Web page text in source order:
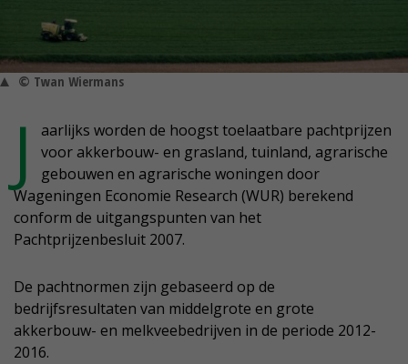
© Twan Wiermans
J
aarlijks worden de hoogst toelaatbare pachtprijzen
voor akkerbouw- en grasland, tuinland, agrarische
gebouwen en agrarische woningen door
Wageningen Economie Research (WUR) berekend
conform de uitgangspunten van het
Pachtprijzenbesluit 2007.
De pachtnormen zijn gebaseerd op de
bedrijfsresultaten van middelgrote en grote
akkerbouw- en melkveebedrijven in de periode 2012-
2016.